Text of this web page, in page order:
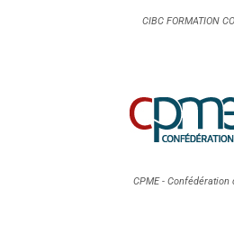
CIBC FORMATION
CPME - Confédération